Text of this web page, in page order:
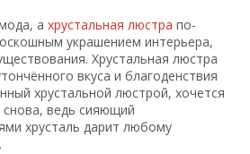
а хрустальная люстра по-
украшением интерьера,
Хрустальная люстра
вкуса и благоденствия
хрустальной люстрой, хочется
ведь сияющий
хрусталь дарит любому